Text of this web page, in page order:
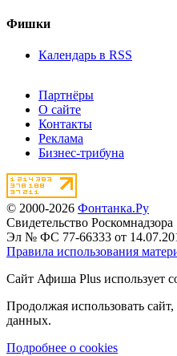
Фишки
Календарь в RSS
Партнёры
О сайте
Контакты
Реклама
Бизнес-трибуна
© 2000-2026 Фонтанка.Ру
Свидетельство Роскомнадзора
Эл № ФС 77-66333 от
Правила использования
Сайт Афиша Plus использует
Продолжая использовать
данных.
Подробнее о cookies